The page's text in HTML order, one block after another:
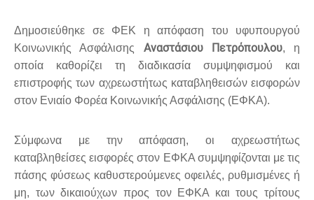
Δημοσιεύθηκε σε ΦΕΚ η απόφαση του υφυπουργού
Κοινωνικής Ασφάλισης Αναστάσιου Πετρόπουλου, η
οποία καθορίζει τη διαδικασία συμψηφισμού και
επιστροφής των αχρεωστήτως καταβληθεισών εισφορών
στον Ενιαίο Φορέα Κοινωνικής Ασφάλισης (ΕΦΚΑ).
Σύμφωνα με την απόφαση, οι αχρεωστήτως
καταβληθείσες εισφορές στον ΕΦΚΑ συμψηφίζονται με τις
πάσης φύσεως καθυστερούμενες οφειλές, ρυθμισμένες ή
μη, των δικαιούχων προς τον ΕΦΚΑ και τους τρίτους